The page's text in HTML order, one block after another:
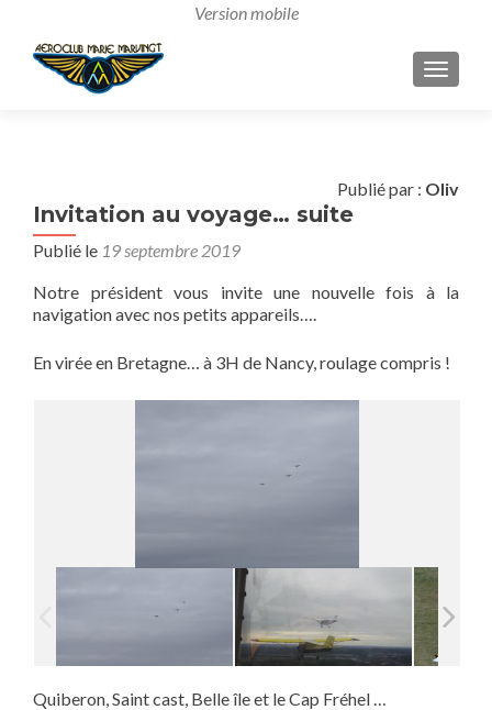
Publié par : Oliv
Invitation au voyage… suite
Publié le 19 septembre 2019
Notre président vous invite une nouvelle fois à la
navigation avec nos petits appareils….
En virée en Bretagne… à 3H de Nancy, roulage compris !
Quiberon, Saint cast, Belle île et le Cap Fréhel …